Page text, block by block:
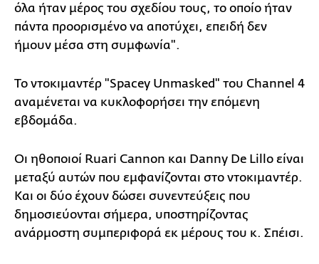
όλα ήταν μέρος του σχεδίου τους, το οποίο ήταν
πάντα προορισμένο να αποτύχει, επειδή δεν
ήμουν μέσα στη συμφωνία".
Το ντοκιμαντέρ "Spacey Unmasked" του Channel 4
αναμένεται να κυκλοφορήσει την επόμενη
εβδομάδα.
Οι ηθοποιοί Ruari Cannon και Danny De Lillo είναι
μεταξύ αυτών που εμφανίζονται στο ντοκιμαντέρ.
Και οι δύο έχουν δώσει συνεντεύξεις που
δημοσιεύονται σήμερα, υποστηρίζοντας
ανάρμοστη συμπεριφορά εκ μέρους του κ. Σπέισι.